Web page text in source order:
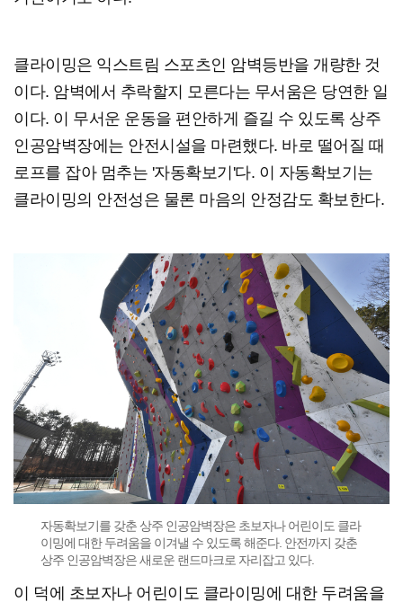
클라이밍은 익스트림 스포츠인 암벽등반을 개량한 것
이다. 암벽에서 추락할지 모른다는 무서움은 당연한 일
이다. 이 무서운 운동을 편안하게 즐길 수 있도록 상주
인공암벽장에는 안전시설을 마련했다. 바로 떨어질 때
로프를 잡아 멈추는 '자동확보기'다. 이 자동확보기는
클라이밍의 안전성은 물론 마음의 안정감도 확보한다.
자동확보기를 갖춘 상주 인공암벽장은 초보자나 어린이도 클라
이밍에 대한 두려움을 이겨낼 수 있도록 해준다. 안전까지 갖춘
상주 인공암벽장은 새로운 랜드마크로 자리잡고 있다.
이 덕에 초보자나 어린이도 클라이밍에 대한 두려움을